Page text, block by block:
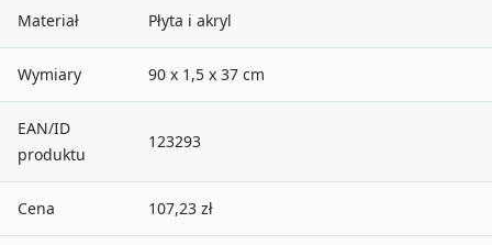
Materiał Płyta i akryl
Wymiary 90 x 1,5 x 37 cm
EAN/ID
produktu
123293
Cena 107,23 zł